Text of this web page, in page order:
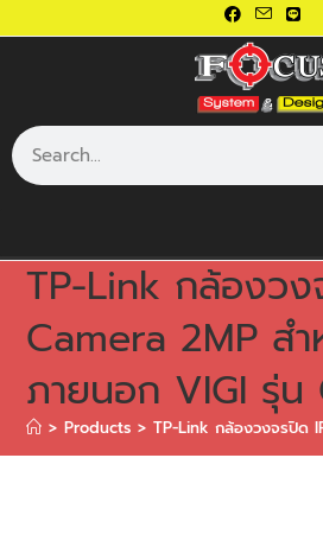
TP-Link กล้องว
Camera 2MP ส
ภายนอก VIGI รุ่น
> Products > TP-Link กล้องวงจรปิด